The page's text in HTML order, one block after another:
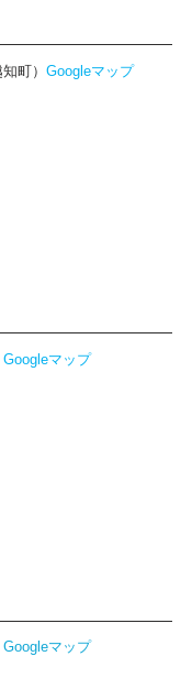
町） Googleマップ
Googleマップ
Googleマップ